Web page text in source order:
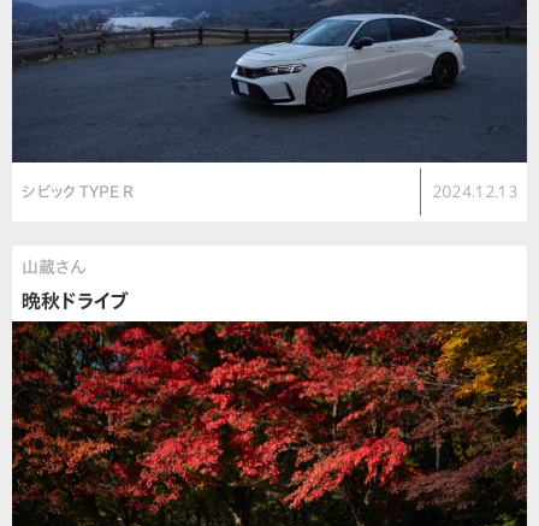
シビック TYPE R 2024.12.13
山蔵さん
晩秋ドライブ